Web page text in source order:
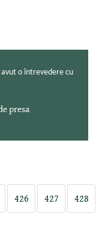
avut o întrevedere cu
presa
426 427 428